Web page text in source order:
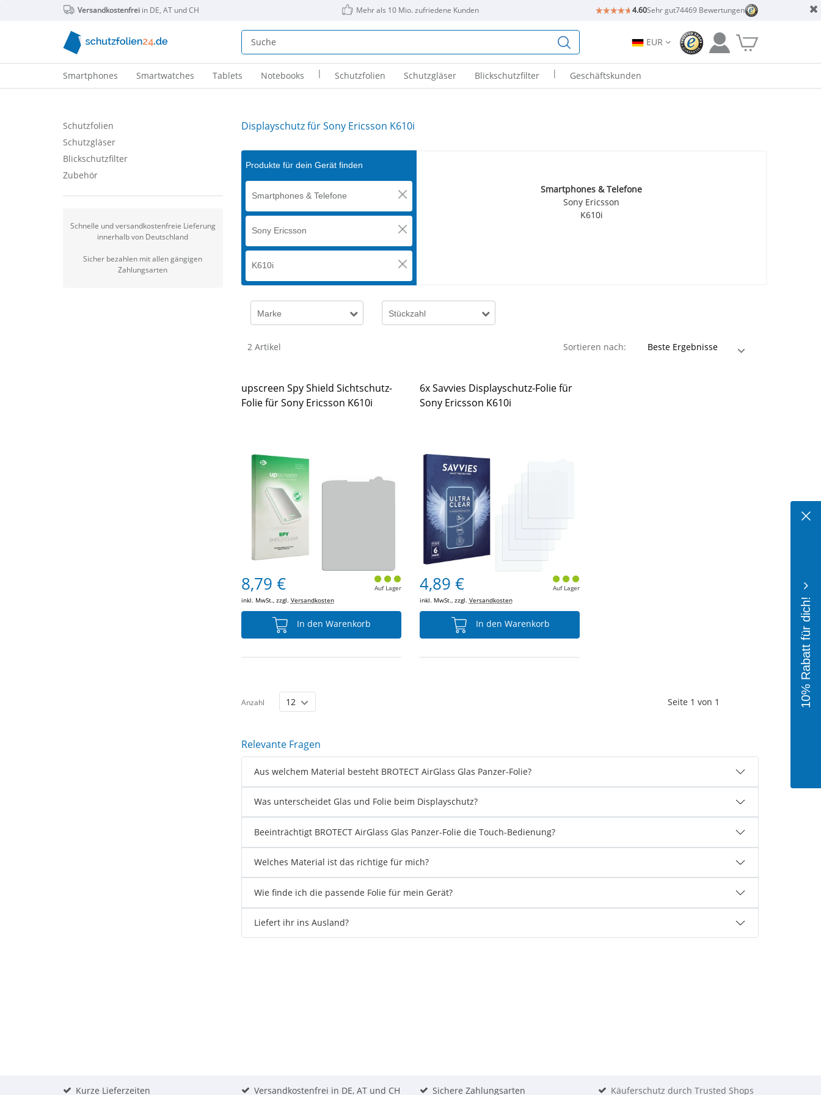
Versandkostenfreiin DE, AT und CH Mehr als 10 Mio. zufriedene Kunden 4.60Sehr gut74469 Bewertungen
EUR
Smartphones Smartwatches Tablets Notebooks | Schutzfolien Schutzgläser Blickschutzfilter | Geschäftskunden
Schutzfolien
Schutzgläser
Blickschutzfilter
Zubehör
Schnelle und versandkostenfreie Lieferung
innerhalb von Deutschland
Sicher bezahlen mit allen gängigen
Zahlungsarten
Displayschutz für Sony Ericsson K610i
Produkte für dein Gerät finden
Smartphones & Telefone
Sony Ericsson
K610i
Smartphones & Telefone
Sony Ericsson
K610i
Marke Stückzahl
2 Artikel Sortieren nach:
upscreen Spy Shield Sichtschutz-
Folie für Sony Ericsson K610i
8,79 €
inkl. MwSt., zzgl. Versandkosten
Auf Lager
In den Warenkorb
6x Savvies Displayschutz-Folie für
Sony Ericsson K610i
4,89 €
inkl. MwSt., zzgl. Versandkosten
Auf Lager
In den Warenkorb
Anzahl Seite 1 von 1
Relevante Fragen
Aus welchem Material besteht BROTECT AirGlass Glas Panzer-Folie?
Was unterscheidet Glas und Folie beim Displayschutz?
Beeinträchtigt BROTECT AirGlass Glas Panzer-Folie die Touch-Bedienung?
Welches Material ist das richtige für mich?
Wie finde ich die passende Folie für mein Gerät?
Liefert ihr ins Ausland?
Kurze Lieferzeiten Versandkostenfrei in DE, AT und CH Sichere Zahlungsarten Käuferschutz durch Trusted Shops
10% Rabatt für dich!